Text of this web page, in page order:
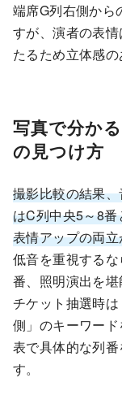
端席G列右側から
すが、演者の表
たるため立体感の
写真で分か
の見つけ方
撮影比較の結果
はC列中央5～8
表情アップの両
低音を重視する
番、照明演出を堪
チケット抽選時
側」のキーワー
表で具体的な列
す。